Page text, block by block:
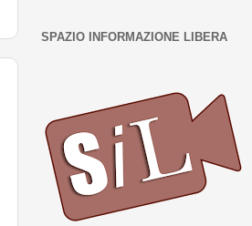
SPAZIO INFORMAZIONE LIBERA